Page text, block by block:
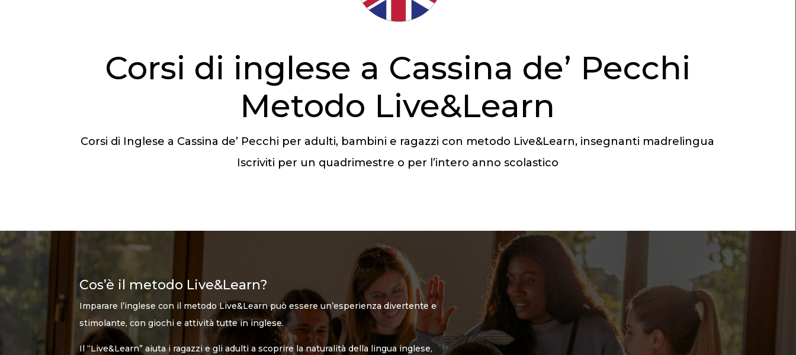
Corsi di inglese a Cassina de’ Pecchi
Metodo Live&Learn
Corsi di Inglese a Cassina de’ Pecchi per adulti, bambini e ragazzi con metodo Live&Learn, insegnanti madrelingua
Iscriviti per un quadrimestre o per l’intero anno scolastico
Cos’è il metodo Live&Learn?
Imparare l’inglese con il metodo Live&Learn può essere un’esperienza divertente e
stimolante, con giochi e attività tutte in inglese.
Il “Live&Learn” aiuta i ragazzi e gli adulti a scoprire la naturalità della lingua inglese,